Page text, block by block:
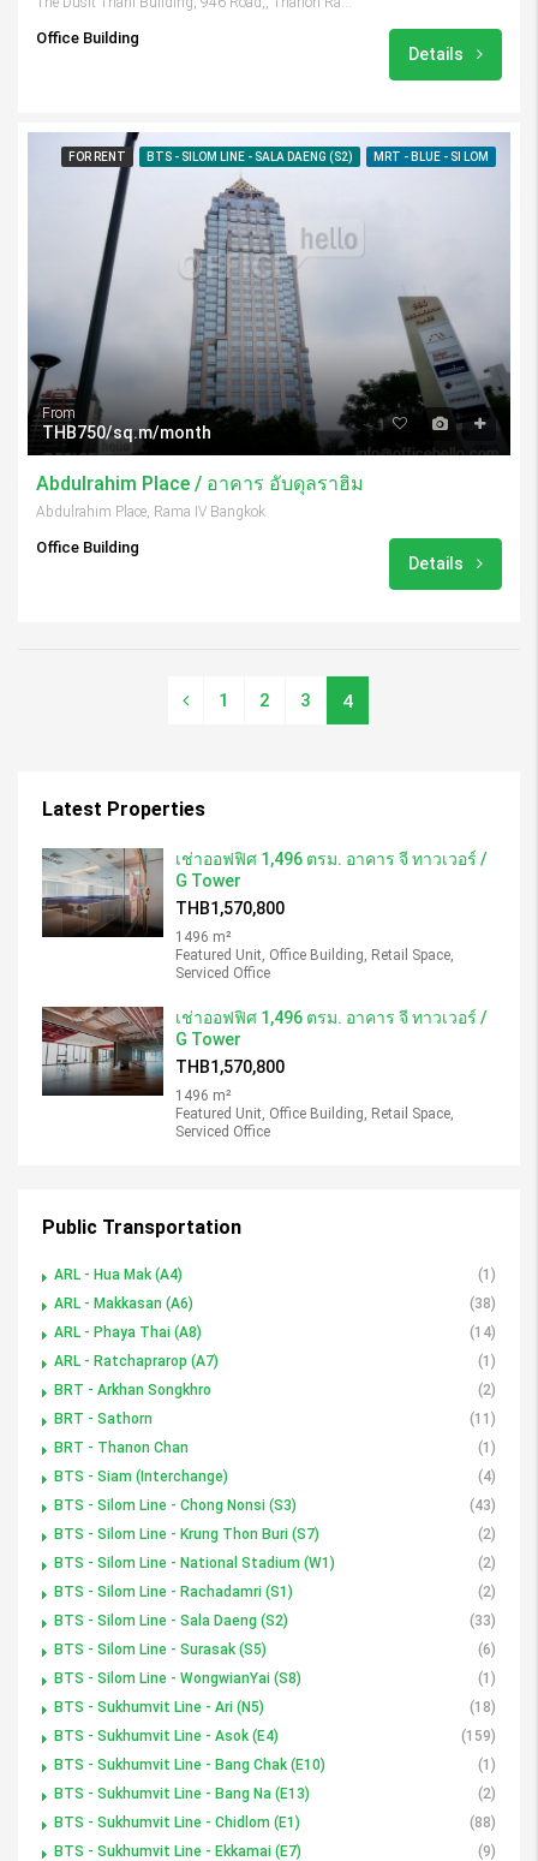
Office Building
Details
FOR RENT BTS - SILOM LINE - SALA DAENG (S2) MRT - BLUE - SI LOM
From
THB750/sq.m/month
Abdulrahim Place / อาคาร อับดุลราฮิม
Abdulrahim Place, Rama IV Bangkok
Office Building
Details
1 2 3 4
Latest Properties
เช่าออฟฟิศ 1,496 ตรม. อาคาร จี ทาวเวอร์ /
G Tower
THB1,570,800
1496 m²
Featured Unit, Office Building, Retail Space,
Serviced Office
เช่าออฟฟิศ 1,496 ตรม. อาคาร จี ทาวเวอร์ /
G Tower
THB1,570,800
1496 m²
Featured Unit, Office Building, Retail Space,
Serviced Office
Public Transportation
ARL - Hua Mak (A4)
(1)
ARL - Makkasan (A6)
(38)
ARL - Phaya Thai (A8)
(14)
ARL - Ratchaprarop (A7)
(1)
BRT - Arkhan Songkhro
(2)
BRT - Sathorn
(11)
BRT - Thanon Chan
(1)
BTS - Siam (Interchange)
(4)
BTS - Silom Line - Chong Nonsi (S3)
(43)
BTS - Silom Line - Krung Thon Buri (S7)
(2)
BTS - Silom Line - National Stadium (W1)
(2)
BTS - Silom Line - Rachadamri (S1)
(2)
BTS - Silom Line - Sala Daeng (S2)
(33)
BTS - Silom Line - Surasak (S5)
(6)
BTS - Silom Line - WongwianYai (S8)
(1)
BTS - Sukhumvit Line - Ari (N5)
(18)
BTS - Sukhumvit Line - Asok (E4)
(159)
BTS - Sukhumvit Line - Bang Chak (E10)
(1)
BTS - Sukhumvit Line - Bang Na (E13)
(2)
BTS - Sukhumvit Line - Chidlom (E1)
(88)
BTS - Sukhumvit Line - Ekkamai (E7)
(9)